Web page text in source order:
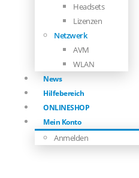
Headsets
Lizenzen
Netzwerk
AVM
WLAN
News
Hilfebereich
ONLINESHOP
Mein Konto
Anmelden